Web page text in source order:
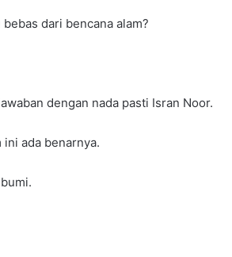
dari bencana alam?
dengan nada pasti Isran Noor.
ada benarnya.